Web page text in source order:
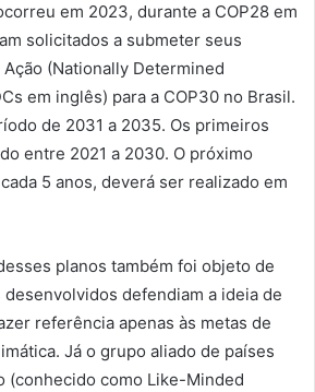
em 2023, durante a COP28 em
solicitados a submeter seus
(Nationally Determined
em inglês) para a COP30 no Brasil.
de 2031 a 2035. Os primeiros
entre 2021 a 2030. O próximo
5 anos, deverá ser realizado em
planos também foi objeto de
defendiam a ideia de
referência apenas às metas de
Já o grupo aliado de países
(conhecido como Like-Minded